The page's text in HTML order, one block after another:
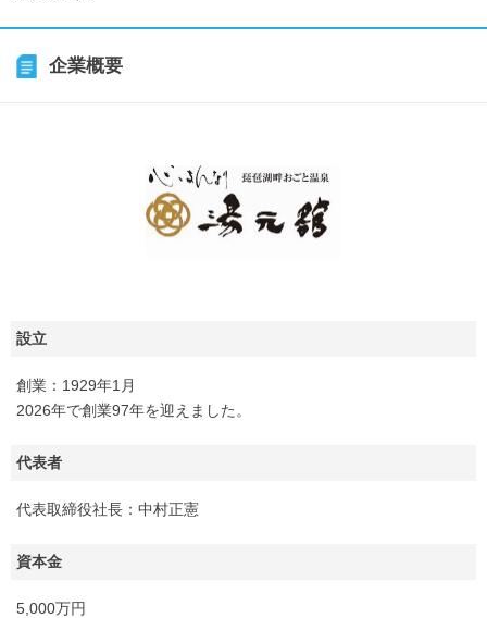
企業概要
設立
創業：1929年1月
2026年で創業97年を迎えました。
代表者
代表取締役社長：中村正憲
資本金
5,000万円